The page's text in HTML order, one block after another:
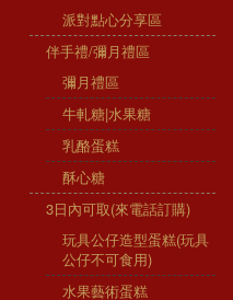
派對點心分享區
伴手禮/彌月禮區
彌月禮區
牛軋糖|水果糖
乳酪蛋糕
酥心糖
3日內可取(來電話訂購)
玩具公仔造型蛋糕(玩具
公仔不可食用)
水果藝術蛋糕